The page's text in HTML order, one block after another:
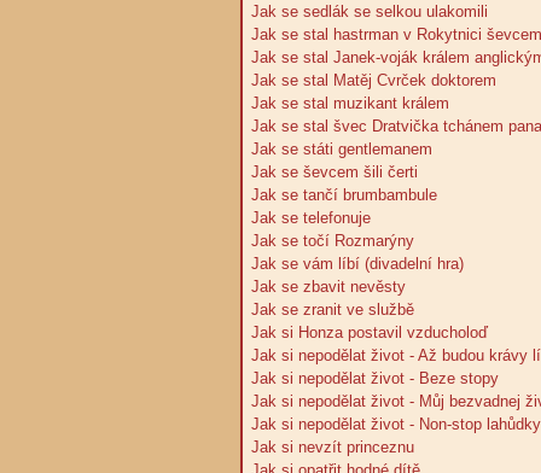
Jak se sedlák se selkou ulakomili
Jak se stal hastrman v Rokytnici ševcem
Jak se stal Janek-voják králem
Jak se stal Matěj Cvrček doktorem
Jak se stal muzikant králem
Jak se stal švec Dratvička tchánem
Jak se státi gentlemanem
Jak se ševcem šili čerti
Jak se tančí brumbambule
Jak se telefonuje
Jak se točí Rozmarýny
Jak se vám líbí (divadelní hra)
Jak se zbavit nevěsty
Jak se zranit ve službě
Jak si Honza postavil vzducholoď
Jak si nepodělat život - Až budou krávy
Jak si nepodělat život - Beze stopy
Jak si nepodělat život - Můj bezvadnej
Jak si nepodělat život - Non-stop lahůdky
Jak si nevzít princeznu